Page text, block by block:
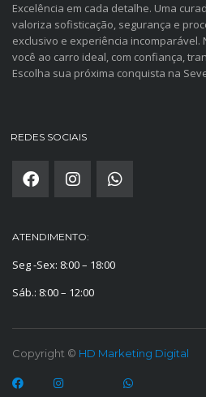
Excelência em cada detalhe. Uma
valoriza sofisticação, segurança e
exclusivo e experiência incomparável.
você ao carro ideal, com confiança,
Escolha sua próxima conquista na
REDES SOCIAIS
ATENDIMENTO:
Seg -Sex: 8:00 – 18:00
Sáb.: 8:00 – 12:00
Copyright © HD Marketing Digital